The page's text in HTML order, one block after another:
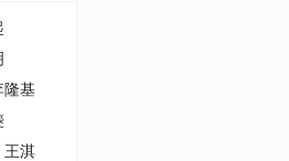
隆基
王淇